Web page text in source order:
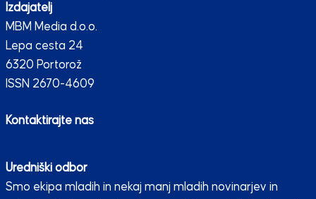
Izdajatelj
MBM Media d.o.o.
Lepa cesta 24
6320 Portorož
ISSN 2670-4609
Kontaktirajte nas
Uredniški odbor
Smo ekipa mladih in nekaj manj mladih novinarjev in